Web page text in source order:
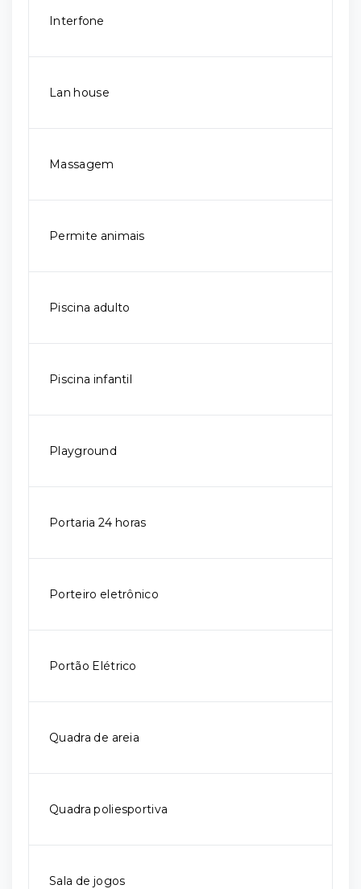
Interfone
Lan house
Massagem
Permite animais
Piscina adulto
Piscina infantil
Playground
Portaria 24 horas
Porteiro eletrônico
Portão Elétrico
Quadra de areia
Quadra poliesportiva
Sala de jogos